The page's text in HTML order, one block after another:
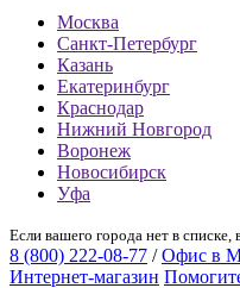
Москва
Санкт-Петербург
Казань
Екатеринбург
Краснодар
Нижний Новгород
Воронеж
Новосибирск
Уфа
Если вашего города нет в
8 (800) 222-08-77 / Офис в
Интернет-магазин